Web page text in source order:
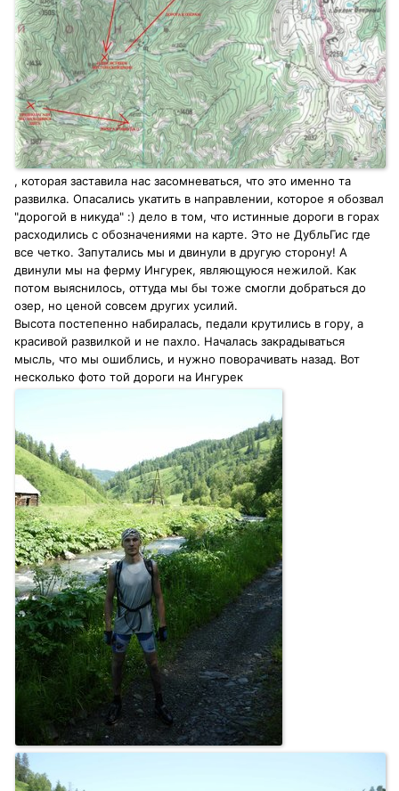
, которая заставила нас засомневаться, что это именно та
развилка. Опасались укатить в направлении, которое я обозвал
"дорогой в никуда" :) дело в том, что истинные дороги в горах
расходились с обозначениями на карте. Это не ДубльГис где
все четко. Запутались мы и двинули в другую сторону! А
двинули мы на ферму Ингурек, являющуюся нежилой. Как
потом выяснилось, оттуда мы бы тоже смогли добраться до
озер, но ценой совсем других усилий.
Высота постепенно набиралась, педали крутились в гору, а
красивой развилкой и не пахло. Началась закрадываться
мысль, что мы ошиблись, и нужно поворачивать назад. Вот
несколько фото той дороги на Ингурек